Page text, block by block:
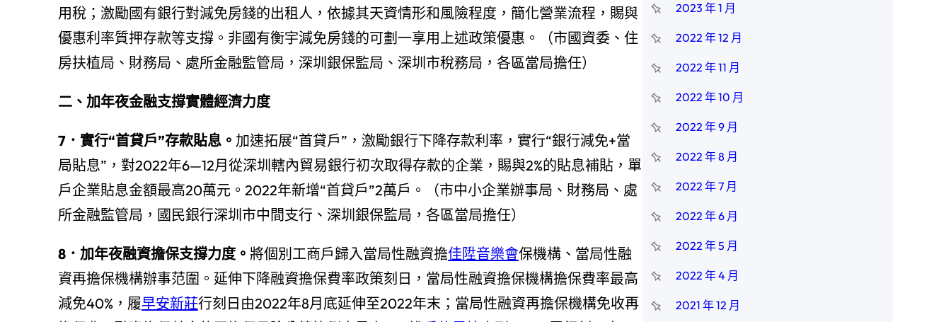
用稅；激勵國有銀行對減免房錢的出租人，依據其天資情形和風險程度，簡化營業流程，賜與
優惠利率質押存款等支撐。非國有衡宇減免房錢的可劃一享用上述政策優惠。（市國資委、住
房扶植局、財務局、處所金融監管局，深圳銀保監局、深圳市稅務局，各區當局擔任）
二、加年夜金融支撐實體經濟力度
7．實行“首貸戶”存款貼息。 加速拓展“首貸戶”，激勵銀行下降存款利率，實行“銀行減免+當
局貼息”，對2022年6—12月從深圳轄內貿易銀行初次取得存款的企業，賜與2%的貼息補貼，單
戶企業貼息金額最高20萬元。2022年新增“首貸戶”2萬戶。（市中小企業辦事局、財務局、處
所金融監管局，國民銀行深圳市中間支行、深圳銀保監局，各區當局擔任）
8．加年夜融資擔保支撐力度。 將個別工商戶歸入當局性融資擔佳陞音樂會保機構、當局性融
資再擔保機構辦事范圍。延伸下降融資擔保費率政策刻日，當局性融資擔保機構擔保費率最高
減免40%，履早安新莊行刻日由2022年8月底延伸至2022年末；當局性融資再擔保機構免收再
2023 年 1 月
2022 年 12 月
2022 年 11 月
2022 年 10 月
2022 年 9 月
2022 年 8 月
2022 年 7 月
2022 年 6 月
2022 年 5 月
2022 年 4 月
2021 年 12 月